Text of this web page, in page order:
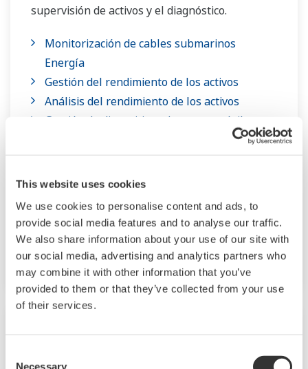
This website uses cookies
We use cookies to personalise content and ads, to
provide social media features and to analyse our traffic.
We also share information about your use of our site with
our social media, advertising and analytics partners who
may combine it with other information that you’ve
provided to them or that they’ve collected from your use
of their services.
Necessary
supervisión de activos y el diagnóstico.
Monitorización de cables submarinos
Energía
Gestión del rendimiento de los activos
Análisis del rendimiento de los activos
Gestión de dispositivos de campo móviles
Análisis de activos de campo (InsightSuiteAE)
Control reglamentario Estabilización
Instrumentos Analíticos (AMADAS)
eServ
Director de Recursos de Planta (PRM)